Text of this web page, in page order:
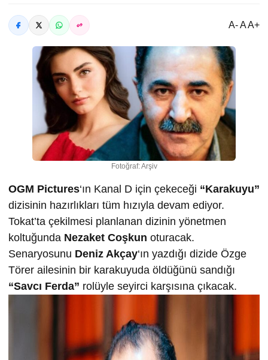
A- A A+
Fotoğraf: Arşiv
OGM Pictures‘ın Kanal D için çekeceği “Karakuyu”
dizisinin hazırlıkları tüm hızıyla devam ediyor.
Tokat’ta çekilmesi planlanan dizinin yönetmen
koltuğunda Nezaket Coşkun oturacak.
Senaryosunu Deniz Akçay‘ın yazdığı dizide Özge
Törer ailesinin bir karakuyuda öldüğünü sandığı
“Savcı Ferda” rolüyle seyirci karşısına çıkacak.